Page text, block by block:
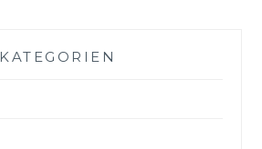
KATEGORIEN